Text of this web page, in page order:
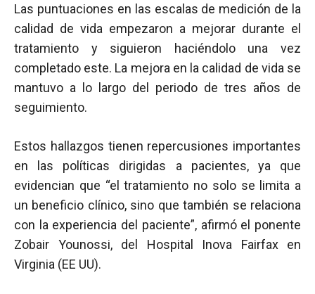
Las puntuaciones en las escalas de medición de la
calidad de vida empezaron a mejorar durante el
tratamiento y siguieron haciéndolo una vez
completado este. La mejora en la calidad de vida se
mantuvo a lo largo del periodo de tres años de
seguimiento.
Estos hallazgos tienen repercusiones importantes
en las políticas dirigidas a pacientes, ya que
evidencian que “el tratamiento no solo se limita a
un beneficio clínico, sino que también se relaciona
con la experiencia del paciente”, afirmó el ponente
Zobair Younossi, del Hospital Inova Fairfax en
Virginia (EE UU).